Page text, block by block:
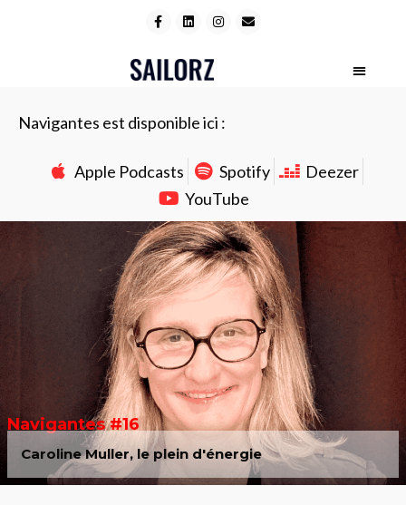
Navigantes est disponible ici :
Apple Podcasts Spotify
Deezer
YouTube
Navigantes #16
Caroline Muller, le plein d'énergie